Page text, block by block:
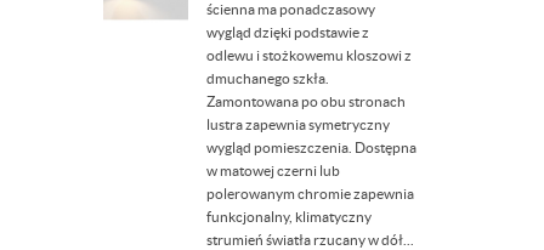
ścienna ma ponadczasowy
wygląd dzięki podstawie z
odlewu i stożkowemu kloszowi z
dmuchanego szkła.
Zamontowana po obu stronach
lustra zapewnia symetryczny
wygląd pomieszczenia. Dostępna
w matowej czerni lub
polerowanym chromie zapewnia
funkcjonalny, klimatyczny
strumień światła rzucany w dół...